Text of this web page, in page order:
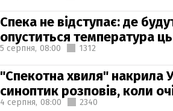
Спека не відступає: де
опуститься температура
5 серпня, 08:00 1312
"Спекотна хвиля" накрила
синоптик розповів, коли
4 серпня, 08:00 2340